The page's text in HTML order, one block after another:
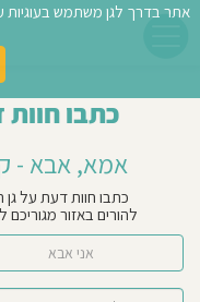
כתבו
אמא, אבא -
כתבו חוות דעת על גן
להורים באזור מגוריכם
אני אבא
אתר בדרך לגן משתמש בעוגיות